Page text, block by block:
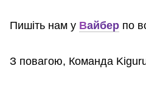
Пишіть нам у Вайбер по
З повагою, Команда